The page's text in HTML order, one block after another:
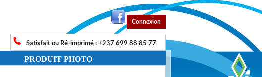
Connexion
Satisfait ou Ré-imprimé : +237 699 88 85 77
PRODUIT PHOTO